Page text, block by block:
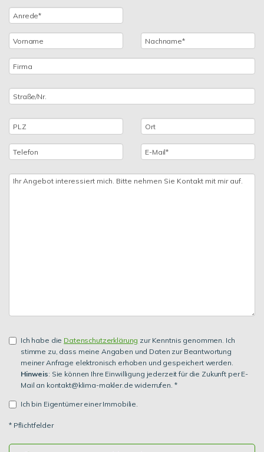
Ich habe die Datenschutzerklärung zur Kenntnis genommen. Ich
stimme zu, dass meine Angaben und Daten zur Beantwortung
meiner Anfrage elektronisch erhoben und gespeichert werden.
Hinweis: Sie können Ihre Einwilligung jederzeit für die Zukunft per E-
Mail an kontakt@klima-makler.de widerrufen. *
Ich bin Eigentümer einer Immobilie.
* Pflichtfelder